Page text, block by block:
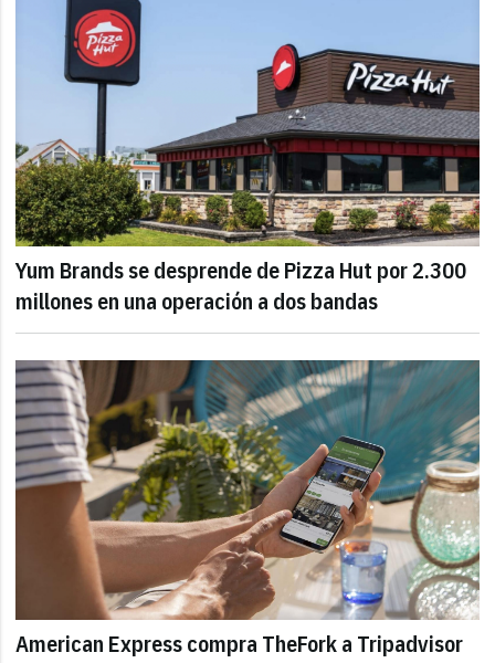
Yum Brands se desprende de Pizza Hut por 2.300
millones en una operación a dos bandas
American Express compra TheFork a Tripadvisor